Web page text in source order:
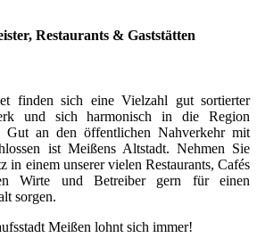
Restaurants & Gaststätten
finden sich eine Vielzahl gut sortierter
und sich harmonisch in die Region
Gut an den öffentlichen Nahverkehr mit
ist Meißens Altstadt. Nehmen Sie
in einem unserer vielen Restaurants, Cafés
Wirte und Betreiber gern für einen
sorgen.
Meißen lohnt sich immer!